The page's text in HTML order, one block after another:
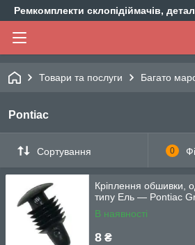
Ремкомплекти склопідіймачів,
Товари та послуги Багато
Pontiac
Сортування 0
Кріплення обшивки,
типу Ель — Pontiac
В наявності
8 ₴